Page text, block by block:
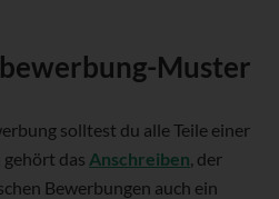
Muster
solltest du alle Teile einer
gehört das Anschreiben , der
Bewerbungen auch ein